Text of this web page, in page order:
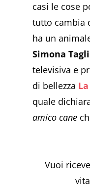
casi le cose
tutto cambia
ha un
Simona Tagli
televisiva e
di bellezza
quale
amico cane
Vuoi